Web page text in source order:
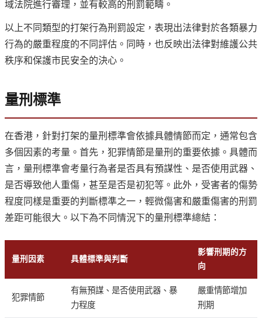
域法院進行審理，並有較高的刑罰範疇。
以上不同類型的打架行為刑罰設定，表現出法律對於各類暴力
行為的嚴重程度的不同評估。同時，也反映出法律對維護公共
秩序和保護市民安全的決心。
量刑標準
在香港，針對打架的量刑標準會依據具體情節而定，通常包含
多個因素的考量。首先，犯罪情節是量刑的重要依據。具體而
言，量刑標準會考量行為者是否具有預謀性、是否使用武器、
是否導致他人重傷，甚至是否是初犯等。此外，受害者的傷勢
程度同樣是重要的判斷標準之一，輕微傷害和嚴重傷害的刑罰
差距可能很大。以下為不同情況下的量刑標準總結：
量刑因素 具體標準與判斷
影響刑期的方
向
犯罪情節
有無預謀、是否使用武器、暴
力程度
嚴重情節增加
刑期